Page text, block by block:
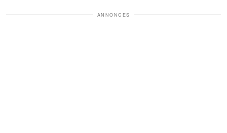
ANNONCES